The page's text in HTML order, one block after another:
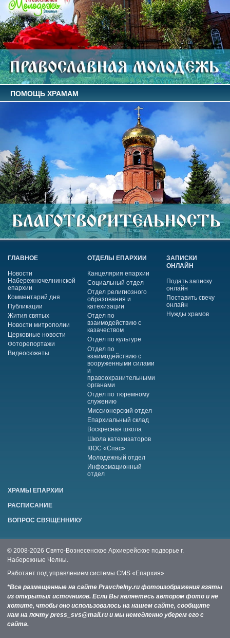
ПОМОЩЬ ХРАМАМ
ГЛАВНОЕ
Новости
Набережночелнинской
епархии
Комментарий дня
Публикации
Жития святых
Новости митрополии
Церковные новости
Фоторепортажи
Видеосюжеты
ОТДЕЛЫ ЕПАРХИИ
Канцелярия епархии
Социальный отдел
Отдел религиозного
образования и
катехизации
Отдел по
взаимодействию с
казачеством
Отдел по культуре
Отдел по
взаимодействию с
вооруженными силами
и
правоохранительными
органами
Отдел по тюремному
служению
Миссионерский отдел
Епархиальный склад
Воскресная школа
Школа катехизаторов
КЮС «Спас»
Молодежный отдел
Информационный
отдел
ЗАПИСКИ
ОНЛАЙН
Подать записку
онлайн
Поставить свечу
онлайн
Нужды храмов
ХРАМЫ ЕПАРХИИ
РАСПИСАНИЕ
ВОПРОС СВЯЩЕННИКУ
© 2008-2026 Свято-Вознесенское Архиерейское подворье г.
Набережные Челны.
Работает под управлением системы CMS «Епархия»
*Все размещенные на сайте Pravchelny.ru фотоизображения взяты
из открытых источников. Если Вы являетесь автором фото и не
хотите, чтобы оно использовалось на нашем сайте, сообщите
нам на почту press_svs@mail.ru и мы немедленно уберем его с
сайта.